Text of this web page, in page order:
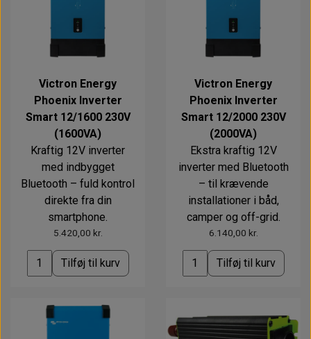
Victron Energy
Phoenix Inverter
Smart 12/1600 230V
(1600VA)
Kraftig 12V inverter
med indbygget
Bluetooth – fuld kontrol
direkte fra din
smartphone.
5.420,00 kr.
Tilføj til kurv
Victron Energy
Phoenix Inverter
Smart 12/2000 230V
(2000VA)
Ekstra kraftig 12V
inverter med Bluetooth
– til krævende
installationer i båd,
camper og off-grid.
6.140,00 kr.
Tilføj til kurv